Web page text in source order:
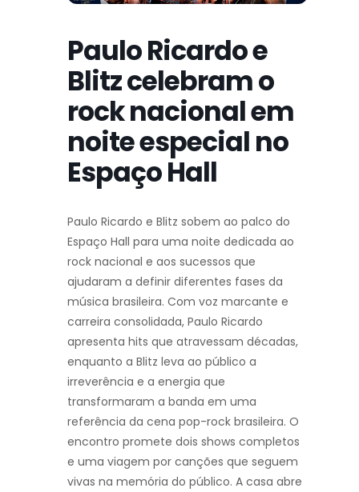
Paulo Ricardo e
Blitz celebram o
rock nacional em
noite especial no
Espaço Hall
Paulo Ricardo e Blitz sobem ao palco do
Espaço Hall para uma noite dedicada ao
rock nacional e aos sucessos que
ajudaram a definir diferentes fases da
música brasileira. Com voz marcante e
carreira consolidada, Paulo Ricardo
apresenta hits que atravessam décadas,
enquanto a Blitz leva ao público a
irreverência e a energia que
transformaram a banda em uma
referência da cena pop-rock brasileira. O
encontro promete dois shows completos
e uma viagem por canções que seguem
vivas na memória do público. A casa abre